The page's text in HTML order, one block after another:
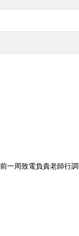
一周致電負責老師行